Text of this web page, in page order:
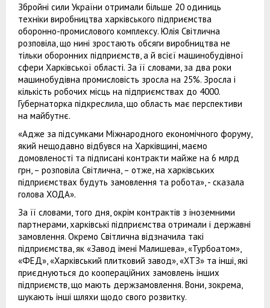
Збройні сили України отримали більше 20 одиниць
техніки виробництва харківського підприємства
оборонно-промислового комплексу. Юлія Світлична
розповіла, що нині зростають обсяги виробництва не
тільки оборонних підприємств, а й всієї машинобудівної
сфери Харківської області. За її словами, за два роки
машинобудівна промисловість зросла на 25%. Зросла і
кількість робочих місць на підприємствах до 4000.
Губернаторка підкреслила, що область має перспективи
на майбутнє.
«Адже за підсумками Міжнародного економічного форуму,
який нещодавно відбувся на Харківщині, маємо
домовленості та підписані контракти майже на 6 млрд
грн, – розповіла Світлична, – отже, на харківських
підприємствах будуть замовлення та робота», - сказала
голова ХОДА».
За її словами, того дня, окрім контрактів з іноземними
партнерами, харківські підприємства отримали і державні
замовлення. Окремо Світлична відзначила такі
підприємства, як «Завод імені Малишева», «Турбоатом»,
«ФЕД», «Харківський плитковий завод», «ХТЗ» та інші, які
приєднуються до коопераційних замовлень інших
підприємств, що мають держзамовлення. Вони, зокрема,
шукають інші шляхи щодо свого розвитку.